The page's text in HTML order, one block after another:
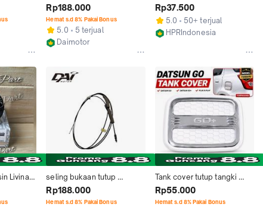
datsun go plus 3 baris
original
Rp188.000
Hemat s.d 8% Pakai Bonus
5.0
5 terjual
Daimotor
Tank Cap Datsun Go Panca
Rp37.500
5.0
50+ terjual
HPRIndonesia
Livina
Xtrail
seling bukaan tutup
bensin/cable fuel open
datsun go 2 baris original
Rp188.000
Hemat s.d 8% Pakai Bonus
Tank cover tutup tangki
bensin mobil DATSUN GO
luxury white
Rp55.000
Hemat s.d 8% Pakai Bonus